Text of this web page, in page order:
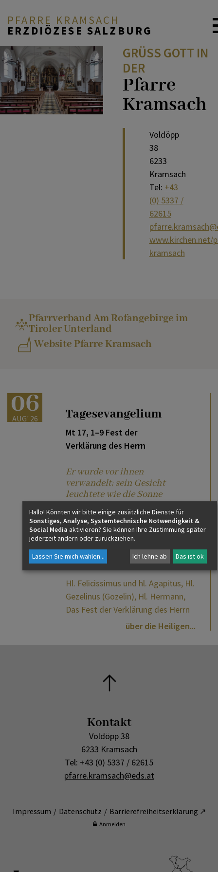
PFARRE KRAMSACH
ERZDIÖZESE SALZBURG
GRÜSS GOTT IN D
ER
Pfarre
Kramsach
Voldöpp
38
6233
Kramsach
Tel: +43
(0) 5337 /
62615
www.kirchen.net/
kramsach
Pfarrverband Am Rofangebirge im
Tiroler Unterland
Website Pfarre Kramsach
06
AUG' 26 Tagesevangelium
Mt 17, 1–9 Fest der
Verklärung des Herrn
Er wurde vor ihnen
verwandelt; sein Gesicht
leuchtete wie die Sonne
weiterlesen
Namenstage
Hl. Felicissimus und hl. Agapitus, Hl.
Gezelinus (Gozelin), Hl. Hermann,
Das Fest der Verklärung des Herrn
über die Heiligen
Kontakt
Voldöpp 38
6233 Kramsach
Tel: +43 (0) 5337 / 62615
pfarre.kramsach@eds.at
Impressum Datenschutz Barrierefreiheitserklärung ↗
Anmelden
Hallo! Könnten wir bitte einige zusätzliche Dienste für
Sonstiges, Analyse, Systemtechnische Notwendigkeit &
Social Media aktivieren? Sie können Ihre Zustimmung später
jederzeit ändern oder zurückziehen.
Lassen Sie mich wählen... Ich lehne ab Das ist ok